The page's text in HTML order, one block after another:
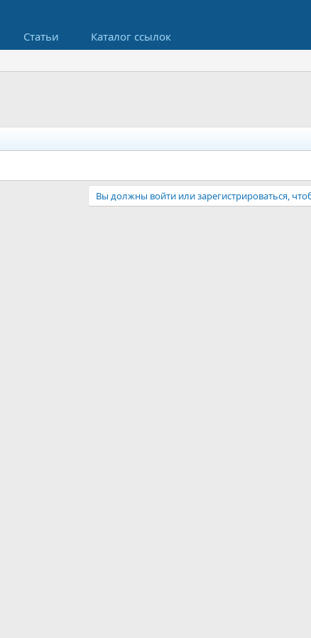
Статьи Каталог ссылок
Вы должны войти или зарегистрироваться,